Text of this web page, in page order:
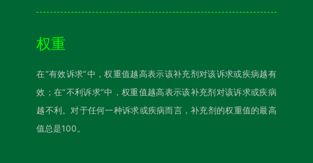
权重
在“有效诉求”中，权重值越高表示该补充剂对该诉求或疾病越有
效；在“不利诉求”中，权重值越高表示该补充剂对该诉求或疾病
越不利。对于任何一种诉求或疾病而言，补充剂的权重值的最高
值总是100。